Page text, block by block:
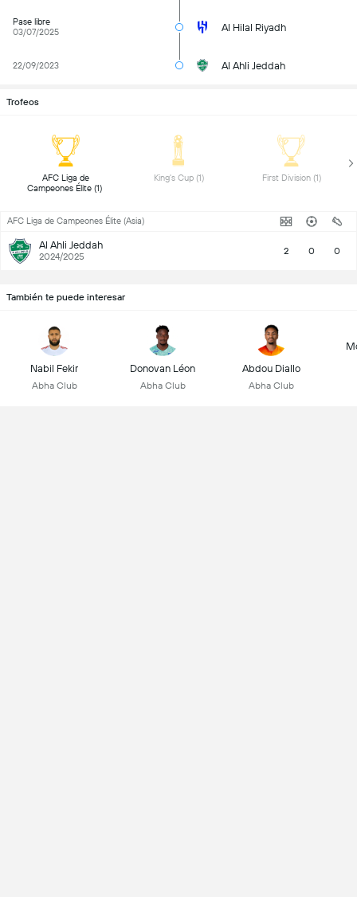
Pase libre
03/07/2025
Al Hilal Riyadh
22/09/2023 Al Ahli Jeddah
Trofeos
AFC Liga de
Campeones Élite (1)
King's Cup (1) First Division (1)
AFC Liga de Campeones Élite (Asia)
Al Ahli Jeddah
2024/2025 2 0 0
También te puede interesar
Nabil Fekir
Abha Club
Donovan Léon
Abha Club
Abdou Diallo
Abha Club